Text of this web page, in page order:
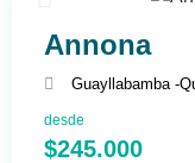
Annona
Guayllabamba -
desde
$245.000